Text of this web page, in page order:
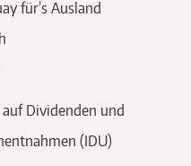
für’s Ausland
Dividenden und
(IDU)